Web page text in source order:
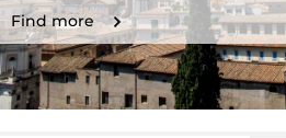
Find more